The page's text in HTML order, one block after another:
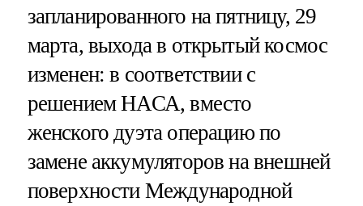
запланированного на пятницу, 29
марта, выхода в открытый космос
изменен: в соответствии с
решением НАСА, вместо
женского дуэта операцию по
замене аккумуляторов на внешней
поверхности Международной